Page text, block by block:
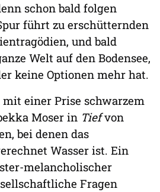
schon bald folgen
führt zu erschütternden
und bald
Welt auf den Bodensee,
keine Optionen mehr hat.
mit einer Prise schwarzem
Moser in Tiefvon
bei denen das
Wasser ist. Ein
melancholischer
Fragen